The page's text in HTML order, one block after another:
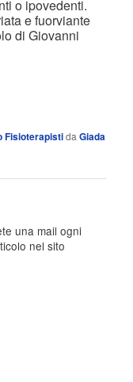
o ipovedenti.
e fuorviante
di Giovanni
FisioterapistidaGiada
una mail ogni
nel sito